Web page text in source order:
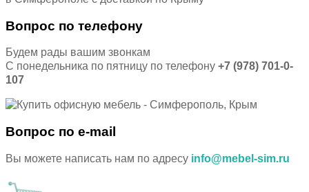
Вопрос по телефону
Будем рады вашим звонкам
С понедельника по пятницу по телефону +7 (978) 701-0-
107
Вопрос по e-mail
Вы можете написать нам по адресу info@mebel-sim.ru